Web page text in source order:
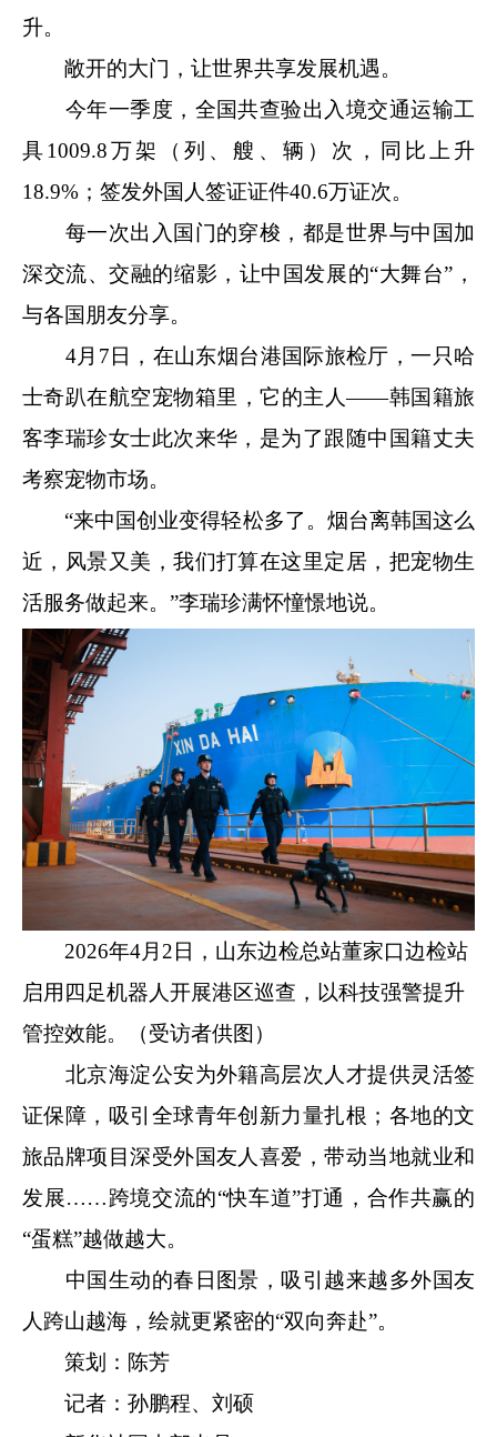
升。
敞开的大门，让世界共享发展机遇。
今年一季度，全国共查验出入境交通运输工
具1009.8万架（列、艘、辆）次，同比上升
18.9%；签发外国人签证证件40.6万证次。
每一次出入国门的穿梭，都是世界与中国加
深交流、交融的缩影，让中国发展的“大舞台”，
与各国朋友分享。
4月7日，在山东烟台港国际旅检厅，一只哈
士奇趴在航空宠物箱里，它的主人——韩国籍旅
客李瑞珍女士此次来华，是为了跟随中国籍丈夫
考察宠物市场。
“来中国创业变得轻松多了。烟台离韩国这么
近，风景又美，我们打算在这里定居，把宠物生
活服务做起来。”李瑞珍满怀憧憬地说。
2026年4月2日，山东边检总站董家口边检站
启用四足机器人开展港区巡查，以科技强警提升
管控效能。（受访者供图）
北京海淀公安为外籍高层次人才提供灵活签
证保障，吸引全球青年创新力量扎根；各地的文
旅品牌项目深受外国友人喜爱，带动当地就业和
发展……跨境交流的“快车道”打通，合作共赢的
“蛋糕”越做越大。
中国生动的春日图景，吸引越来越多外国友
人跨山越海，绘就更紧密的“双向奔赴”。
策划：陈芳
记者：孙鹏程、刘硕